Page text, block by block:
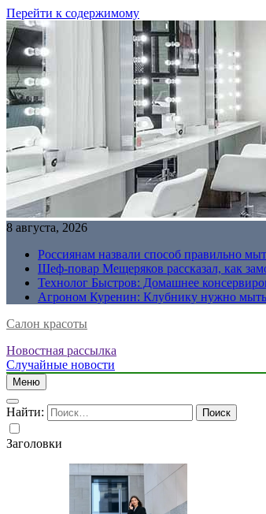
Перейти к содержимому
8 августа, 2026
Россиянам назвали способ правильно
Шеф-повар Мещеряков рассказал, как
Технолог Быстров: Домашнее
Агроном Куренин: Клубнику нужно мыть
Салон красоты
Новостная рассылка
Случайные новости
Меню
Найти:
Заголовки